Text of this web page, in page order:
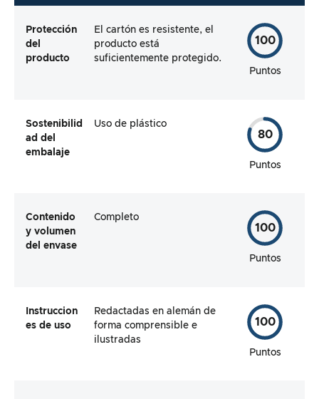
Protección
del
producto
El cartón es resistente, el
producto está
suficientemente protegido.
100
Puntos
Sostenibilid
ad del
embalaje
Uso de plástico
80
Puntos
Contenido
y volumen
del envase
Completo
100
Puntos
Instruccion
es de uso
Redactadas en alemán de
forma comprensible e
ilustradas
100
Puntos